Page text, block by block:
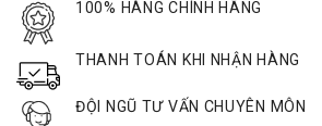
100% HÀNG CHÍNH HÃNG
THANH TOÁN KHI NHẬN HÀNG
ĐỘI NGŨ TƯ VẤN CHUYÊN MÔN